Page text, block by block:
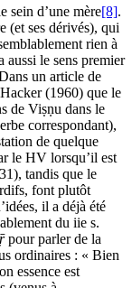
sein d’une mère[8].
(et ses dérivés), qui
rien à
aussi le sens premier
un article de
(1960) que le
de Viṣṇu dans le
correspondant),
de quelque
le HV lorsqu’il est
tandis que le
font plutôt
il a déjà été
du iie s.
pour parler de la
ordinaires : « Bien
essence est